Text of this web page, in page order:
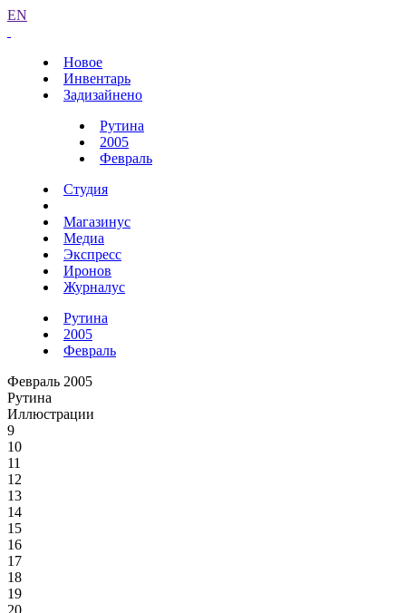
EN
Новое
Инвентарь
Задизайнено
Рутина
2005
Февраль
Студия
Магазинус
Медиа
Экспресс
Иронов
Журналус
Рутина
2005
Февраль
Февраль 2005
Рутина
Иллюстрации
9
10
11
12
13
14
15
16
17
18
19
20